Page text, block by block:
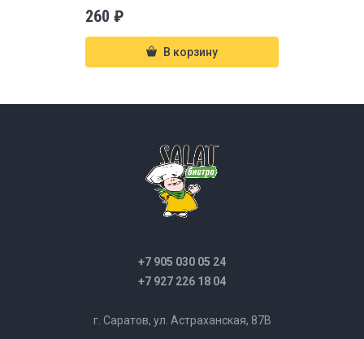
260 ₽
В корзину
+7 905 030 05 24
+7 927 226 18 04
г. Саратов, ул. Астраханская, 87В